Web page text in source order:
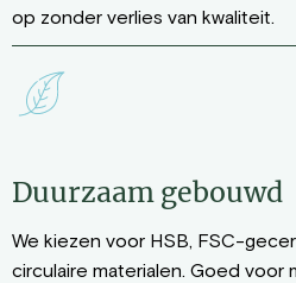
op zonder verlies van kwaliteit.
Duurzaam gebouwd
We kiezen voor HSB, FSC-
circulaire materialen. Goed voor